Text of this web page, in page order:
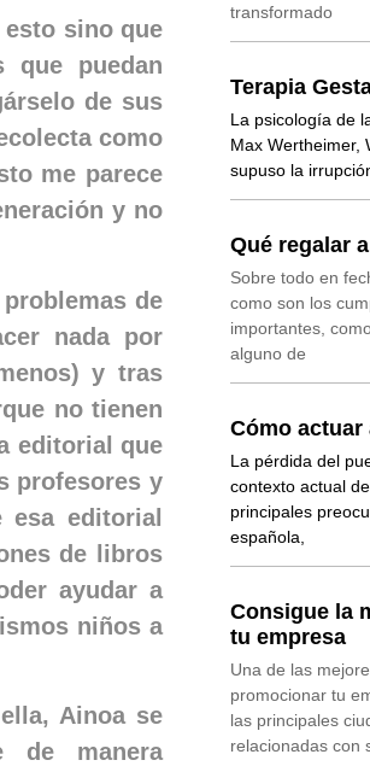
sino que
que puedan
de sus
como
me parece
y no
de
nada por
y tras
no tienen
editorial que
profesores y
esa editorial
de libros
ayudar a
niños a
Ainoa se
de manera
transformado
Terapia
La psicología de
Max Wertheimer,
supuso la
Qué regalar
Sobre todo en
como son los
importantes,
alguno de
Cómo
La pérdida del
contexto actual
principales
española,
Consigue la
tu empresa
Una de las
promocionar tu
las principales
relacionadas con